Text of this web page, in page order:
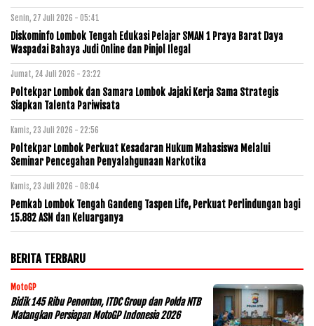
Senin, 27 Juli 2026 - 05:41
Diskominfo Lombok Tengah Edukasi Pelajar SMAN 1 Praya Barat Daya
Waspadai Bahaya Judi Online dan Pinjol Ilegal
Jumat, 24 Juli 2026 - 23:22
Poltekpar Lombok dan Samara Lombok Jajaki Kerja Sama Strategis
Siapkan Talenta Pariwisata
Kamis, 23 Juli 2026 - 22:56
Poltekpar Lombok Perkuat Kesadaran Hukum Mahasiswa Melalui
Seminar Pencegahan Penyalahgunaan Narkotika
Kamis, 23 Juli 2026 - 08:04
Pemkab Lombok Tengah Gandeng Taspen Life, Perkuat Perlindungan bagi
15.882 ASN dan Keluarganya
BERITA TERBARU
MotoGP
Bidik 145 Ribu Penonton, ITDC Group dan Polda NTB
Matangkan Persiapan MotoGP Indonesia 2026